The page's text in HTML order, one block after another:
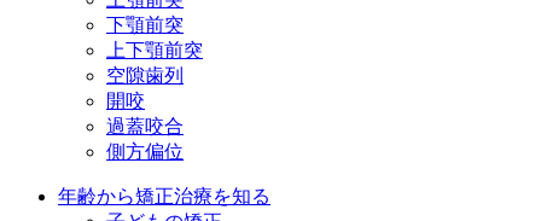
下顎前突
上下顎前突
空隙歯列
開咬
過蓋咬合
側方偏位
年齢から矯正治療を知る